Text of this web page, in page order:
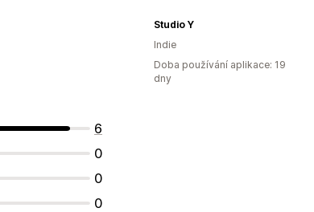
6
0
0
0
Studio Y
Indie
Doba používání aplikace: 19
dny